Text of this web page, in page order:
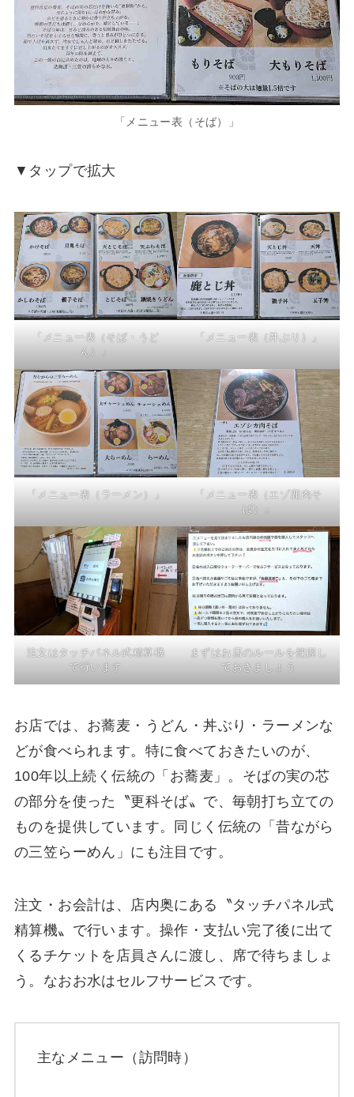
「メニュー表（そば）」
▼タップで拡大
「メニュー表（そば・うど
ん）」
「メニュー表（丼ぶり）」
「メニュー表（ラーメン）」
「メニュー表（エゾ鹿肉そ
ば）」
注文はタッチパネル式精算機
で行います
まずはお店のルールを把握し
ておきましょう
お店では、お蕎麦・うどん・丼ぶり・ラーメンな
どが食べられます。特に食べておきたいのが、
100年以上続く伝統の「お蕎麦」。そばの実の芯
の部分を使った〝更科そば〟で、毎朝打ち立ての
ものを提供しています。同じく伝統の「昔ながら
の三笠らーめん」にも注目です。
注文・お会計は、店内奥にある〝タッチパネル式
精算機〟で行います。操作・支払い完了後に出て
くるチケットを店員さんに渡し、席で待ちましょ
う。なおお水はセルフサービスです。
主なメニュー（訪問時）